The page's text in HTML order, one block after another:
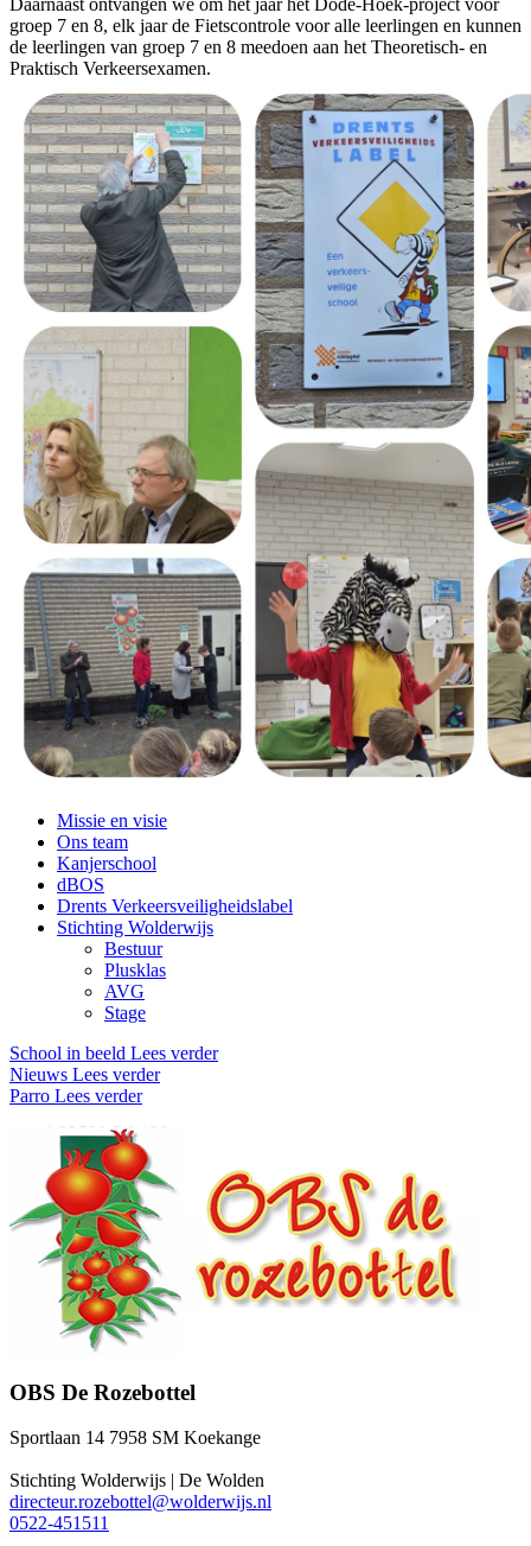
groep 7 en 8, elk jaar de Fietscontrole voor alle leerlingen en kunnen
de leerlingen van groep 7 en 8 meedoen aan het Theoretisch- en
Praktisch Verkeersexamen.
Missie en visie
Ons team
Kanjerschool
dBOS
Drents Verkeersveiligheidslabel
Stichting Wolderwijs
Bestuur
Plusklas
AVG
Stage
School in beeld Lees verder
Nieuws Lees verder
Parro Lees verder
OBS De Rozebottel
Sportlaan 14 7958 SM Koekange
Stichting Wolderwijs | De Wolden
directeur.rozebottel@wolderwijs.nl
0522-451511